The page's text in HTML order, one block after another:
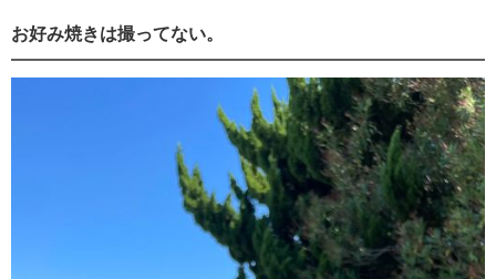
お好み焼きは撮ってない。